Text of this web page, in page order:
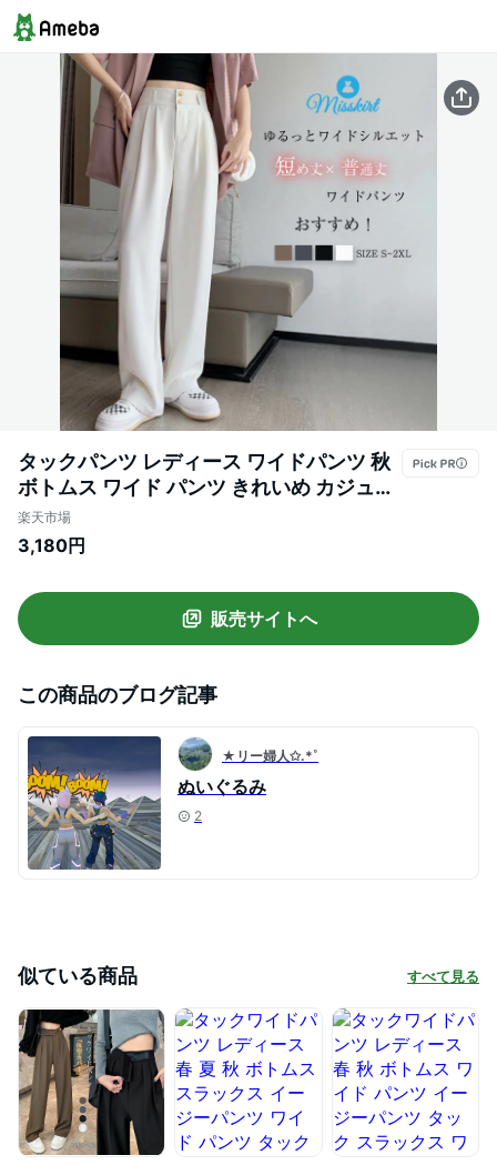
タックパンツ レディース ワイドパンツ 秋
ボトムス ワイド パンツ きれいめ カジュア
ル イージーパンツ ストレートパンツ ウエ
ストゴム ロングパンツ タック スラックス
ット オリジナル ハイウエスト マキシ丈 通
勤 オフィス
楽天市場
3,180円
販売サイトへ
この商品のブログ記事
★リー婦人✩.*˚
ぬいぐるみ
2
似ている商品 すべて見る